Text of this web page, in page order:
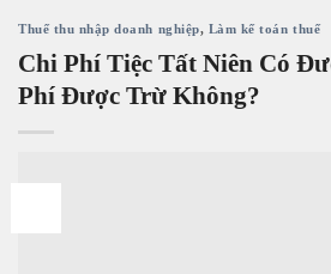
Thuế thu nhập doanh nghiệp, Làm kế toán thuế
Chi Phí Tiệc Tất Niên Có
Phí Được Trừ Không?